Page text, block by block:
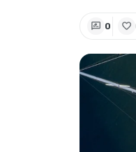
rate_review 0 favorite